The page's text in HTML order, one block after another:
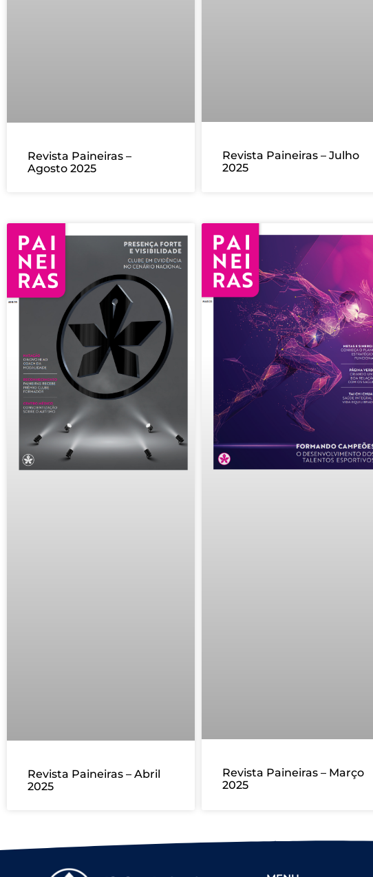
Revista Paineiras –
Agosto 2025
Revista Paineiras – Julho
2025
Revista Paineiras – Abril
2025
Revista Paineiras – Março
2025